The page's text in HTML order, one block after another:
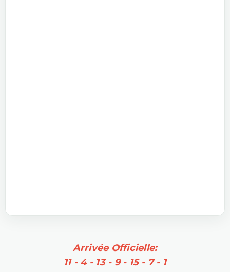
Arrivée Officielle:
11 - 4 - 13 - 9 - 15 - 7 - 1